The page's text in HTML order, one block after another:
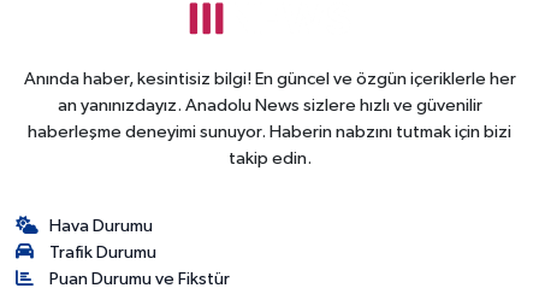
Anında haber, kesintisiz bilgi! En güncel ve özgün içeriklerle her
an yanınızdayız. Anadolu News sizlere hızlı ve güvenilir
haberleşme deneyimi sunuyor. Haberin nabzını tutmak için bizi
takip edin.
Hava Durumu
Trafik Durumu
Puan Durumu ve Fikstür